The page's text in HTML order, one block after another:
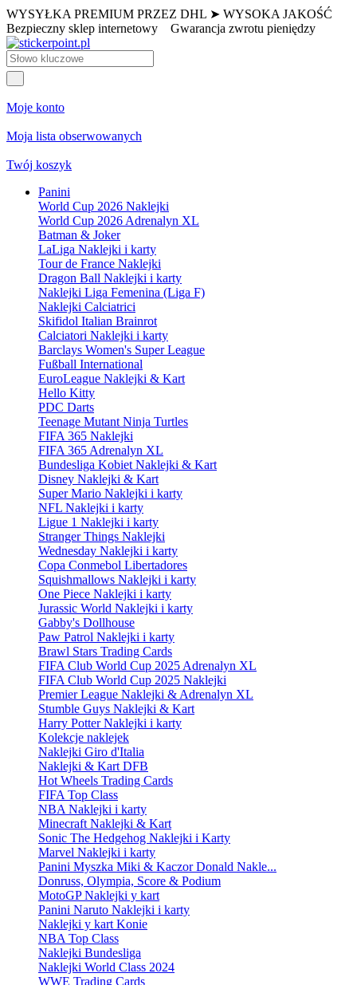
WYSYŁKA PREMIUM PRZEZ DHL ➤ WYSOKA JAKOŚĆ
Bezpieczny sklep internetowy Gwarancja zwrotu pieniędzy
Moje konto
Moja lista obserwowanych
Twój koszyk
Panini
World Cup 2026 Naklejki
World Cup 2026 Adrenalyn XL
Batman & Joker
LaLiga Naklejki i karty
Tour de France Naklejki
Dragon Ball Naklejki i karty
Naklejki Liga Femenina (Liga F)
Naklejki Calciatrici
Skifidol Italian Brainrot
Calciatori Naklejki i karty
Barclays Women's Super League
Fußball International
EuroLeague Naklejki & Kart
Hello Kitty
PDC Darts
Teenage Mutant Ninja Turtles
FIFA 365 Naklejki
FIFA 365 Adrenalyn XL
Bundesliga Kobiet Naklejki & Kart
Disney Naklejki & Kart
Super Mario Naklejki i karty
NFL Naklejki i karty
Ligue 1 Naklejki i karty
Stranger Things Naklejki
Wednesday Naklejki i karty
Copa Conmebol Libertadores
Squishmallows Naklejki i karty
One Piece Naklejki i karty
Jurassic World Naklejki i karty
Gabby's Dollhouse
Paw Patrol Naklejki i karty
Brawl Stars Trading Cards
FIFA Club World Cup 2025 Adrenalyn XL
FIFA Club World Cup 2025 Naklejki
Premier League Naklejki & Adrenalyn XL
Stumble Guys Naklejki & Kart
Harry Potter Naklejki i karty
Kolekcje naklejek
Naklejki Giro d'Italia
Naklejki & Kart DFB
Hot Wheels Trading Cards
FIFA Top Class
NBA Naklejki i karty
Minecraft Naklejki & Kart
Sonic The Hedgehog Naklejki i Karty
Marvel Naklejki i karty
Panini Myszka Miki & Kaczor Donald Nakle...
Donruss, Olympia, Score & Podium
MotoGP Naklejki y kart
Panini Naruto Naklejki i karty
Naklejki y kart Konie
NBA Top Class
Naklejki Bundesliga
Naklejki World Class 2024
WWE Trading Cards